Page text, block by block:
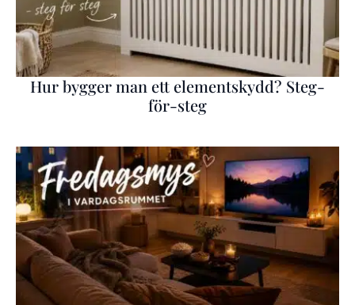
Hur bygger man ett elementskydd? Steg-
för-steg